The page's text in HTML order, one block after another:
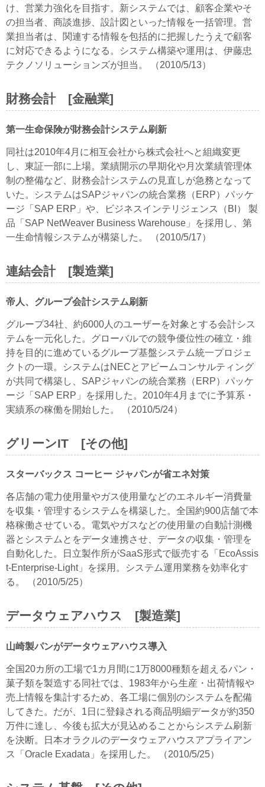
け、営業力強化を目指す。新システムでは、顧客企業やそ
の担当者、商談進捗、設計図といった情報を一括管理。営
業担当者は、関連する情報を包括的に把握したうえで顧客
に対応できるようになる。システム構築や運用は、伊藤忠
テクノソリューションズが担当。 （2010/5/13）
財務会計 [金融業]
第一生命保険が財務会計システム刷新
同社は2010年4月に相互会社から株式会社へと組織変更
し、東証一部に上場。業績開示の早期化や月次業績管理体
制の整備など、財務会計システムの見直しが急務となって
いた。システムはSAPジャパンの統合業務（ERP）パッケ
ージ「SAP ERP」や、ビジネスインテリジェンス（BI） 製
品「SAP NetWeaver Business Warehouse」を採用し、第
一生命情報システムが構築した。 （2010/5/17）
連結会計 [製造業]
帝人、グループ会計システム刷新
グループ34社、約6000人のユーザーを対象とする会計シス
テムを一元化した。グローバルでの競争優位性の確立・維
持を目的に進めているグループ基盤システム統一プロジェ
クトの一環。システムはNECとアビームコンサルティング
が共同で構築し、SAPジャパンの統合業務（ERP）パッケ
ージ「SAP ERP」を採用した。2010年4月までに予算系・
実績系の稼働を開始した。 （2010/5/24）
グリーンIT [その他]
スターバックス コーヒー ジャパンが省エネ対策
各店舗の電力使用量やガス使用量などのエネルギー消費量
を収集・管理するシステムを構築した。全国約900店舗で本
格稼働させている。電気やガスなどの使用量の自動計測機
器とシステムとをデータ連携させ、データの収集・管理を
自動化した。日立製作所がSaaS形式で販売する「EcoAssis
t-Enterprise-Light」を採用。システム運用業務を効率化す
る。 （2010/5/25）
データウェアハウス [製造業]
山崎製パンがデータウェアハウス導入
全国20カ所の工場で1カ月間に1万8000種類を超えるパン・
菓子類を製造する同社では、1983年から生産・出荷情報や
売上情報を集計するため、各工場に個別のシステムを配備
してきた。だが、1日に登録される商品明細データが約350
万件に達し、今後も拡大が見込めることからシステム刷新
を決断。日本オラクルのデータウェアハウスアプライアン
ス「Oracle Exadata」を採用した。 （2010/5/25）